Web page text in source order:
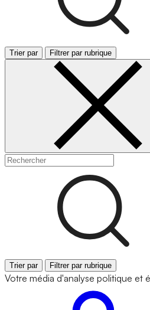
Trier par Filtrer par rubrique
Trier par Filtrer par rubrique
Votre média d'analyse politique et